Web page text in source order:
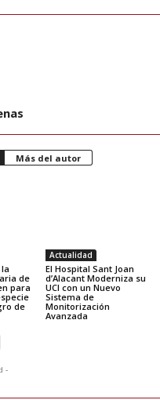
Más del autor
de
para
de
Actualidad
El Hospital Sant Joan
d’Alacant Moderniza su
UCI con un Nuevo
Sistema de
Monitorización
Avanzada
-